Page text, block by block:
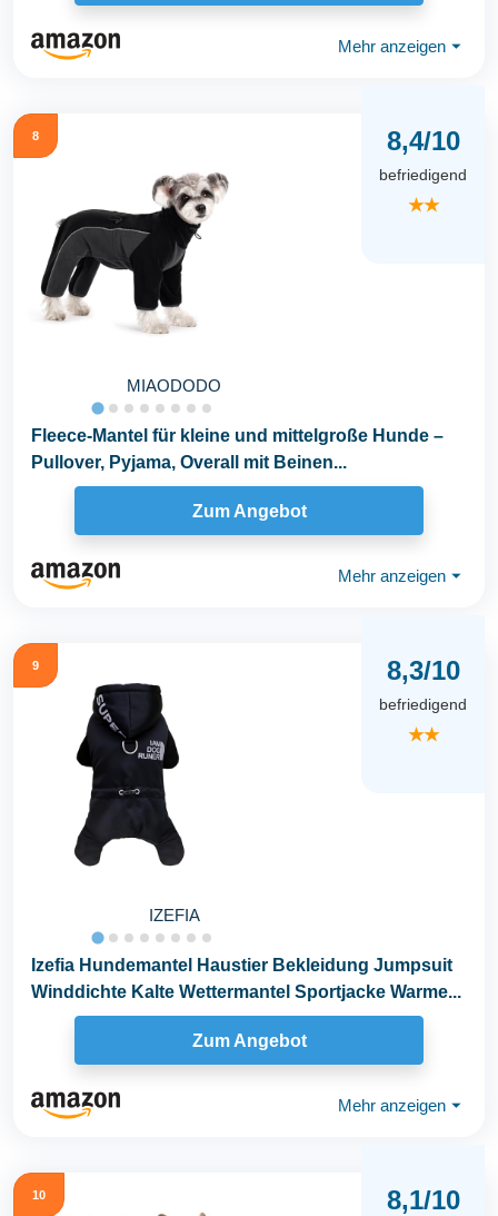
Mehr anzeigen ⏷
8
MIAODODO
8,4/10
befriedigend
★★
Fleece-Mantel für kleine und mittelgroße Hunde –
Pullover, Pyjama, Overall mit Beinen...
Zum Angebot
Mehr anzeigen ⏷
9
IZEFIA
8,3/10
befriedigend
★★
Izefia Hundemantel Haustier Bekleidung Jumpsuit
Winddichte Kalte Wettermantel Sportjacke Warme...
Zum Angebot
Mehr anzeigen ⏷
10 8,1/10